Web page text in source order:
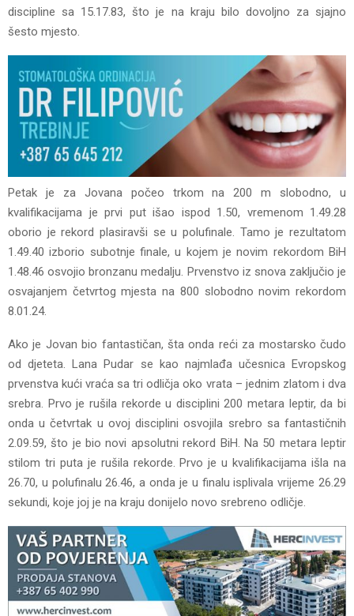
discipline sa 15.17.83, što je na kraju bilo dovoljno za sjajno
šesto mjesto.
Petak je za Jovana počeo trkom na 200 m slobodno, u
kvalifikacijama je prvi put išao ispod 1.50, vremenom 1.49.28
oborio je rekord plasiravši se u polufinale. Tamo je rezultatom
1.49.40 izborio subotnje finale, u kojem je novim rekordom BiH
1.48.46 osvojio bronzanu medalju. Prvenstvo iz snova zaključio je
osvajanjem četvrtog mjesta na 800 slobodno novim rekordom
8.01.24.
Ako je Jovan bio fantastičan, šta onda reći za mostarsko čudo
od djeteta. Lana Pudar se kao najmlađa učesnica Evropskog
prvenstva kući vraća sa tri odličja oko vrata – jednim zlatom i dva
srebra. Prvo je rušila rekorde u disciplini 200 metara leptir, da bi
onda u četvrtak u ovoj disciplini osvojila srebro sa fantastičnih
2.09.59, što je bio novi apsolutni rekord BiH. Na 50 metara leptir
stilom tri puta je rušila rekorde. Prvo je u kvalifikacijama išla na
26.70, u polufinalu 26.46, a onda je u finalu isplivala vrijeme 26.29
sekundi, koje joj je na kraju donijelo novo srebreno odličje.